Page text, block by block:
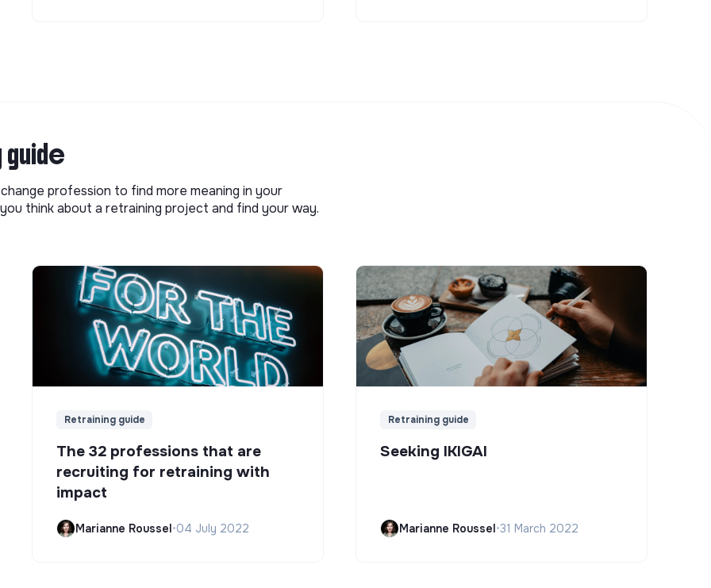
profession to find more meaning in your
think about a retraining project and find your way.
Retraining guide
The 32 professions that are
recruiting for retraining with
impact
Marianne Roussel•04 July 2022
Retraining guide
Seeking IKIGAI
Marianne Roussel•31 March 2022